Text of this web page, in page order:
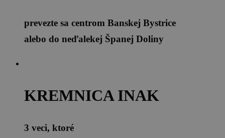
prevezte sa centrom Banskej Bystrice
alebo do neďalekej Španej Doliny
KREMNICA INAK
3 veci, ktoré